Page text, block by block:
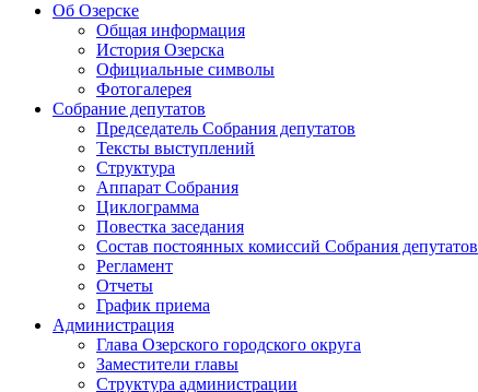
Об Озерске
Общая информация
История Озерска
Официальные символы
Фотогалерея
Собрание депутатов
Председатель Собрания депутатов
Тексты выступлений
Структура
Аппарат Собрания
Циклограмма
Повестка заседания
Состав постоянных комиссий Собрания депутатов
Регламент
Отчеты
График приема
Администрация
Глава Озерского городского округа
Заместители главы
Структура администрации